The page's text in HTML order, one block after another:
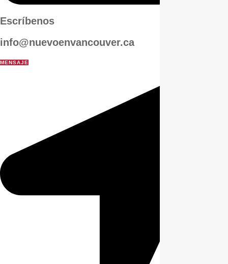
Escríbenos
info@nuevoenvancouver.ca
MENSAJE